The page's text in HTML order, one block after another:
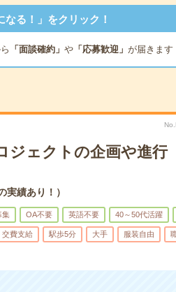
る！」をクリック！
「面談確約」 や「応募歓迎」 が届きます
ジェクトの企画や進行
績あり！）
集 OA不要 英語不要 40～50代活躍
交費支給 駅歩5分 大手 服装自由